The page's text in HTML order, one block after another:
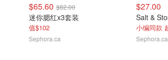
$65.60 $82.00
迷你腮红x3套装
值$102
Sephora.ca
$27.00
Sephora.ca